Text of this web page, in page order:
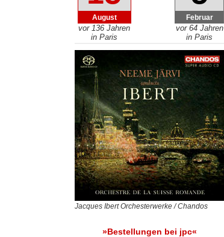
August
vor 136 Jahren
in Paris
Februar
vor 64 Jahren
in Paris
Jacques Ibert Orchesterwerke / Chandos
»Bestellungen bei jpc«